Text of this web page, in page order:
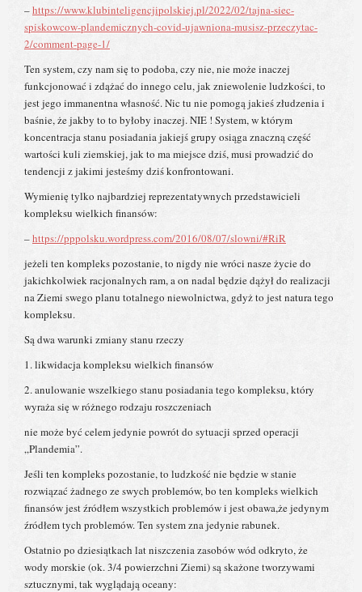
–https://www.klubinteligencjipolskiej.pl/2022/02/tajna-siec-
spiskowcow-plandemicznych-covid-ujawniona-musisz-przeczytac-
2/comment-page-1/
Ten system, czy nam się to podoba, czy nie, nie może inaczej
funkcjonować i zdążać do innego celu, jak zniewolenie ludzkości, to
jest jego immanentna własność. Nic tu nie pomogą jakieś złudzenia i
baśnie, że jakby to to byłoby inaczej. NIE ! System, w którym
koncentracja stanu posiadania jakiejś grupy osiąga znaczną część
wartości kuli ziemskiej, jak to ma miejsce dziś, musi prowadzić do
tendencji z jakimi jesteśmy dziś konfrontowani.
Wymienię tylko najbardziej reprezentatywnych przedstawicieli
kompleksu wielkich finansów:
–https://pppolsku.wordpress.com/2016/08/07/slowni/#RiR
jeżeli ten kompleks pozostanie, to nigdy nie wróci nasze życie do
jakichkolwiek racjonalnych ram, a on nadal będzie dążył do realizacji
na Ziemi swego planu totalnego niewolnictwa, gdyż to jest natura tego
kompleksu.
Są dwa warunki zmiany stanu rzeczy
1. likwidacja kompleksu wielkich finansów
2. anulowanie wszelkiego stanu posiadania tego kompleksu, który
wyraża się w różnego rodzaju roszczeniach
nie może być celem jedynie powrót do sytuacji sprzed operacji
„Plandemia”.
Jeśli ten kompleks pozostanie, to ludzkość nie będzie w stanie
rozwiązać żadnego ze swych problemów, bo ten kompleks wielkich
finansów jest źródłem wszystkich problemów i jest obawa,że jedynym
źródłem tych problemów. Ten system zna jedynie rabunek.
Ostatnio po dziesiątkach lat niszczenia zasobów wód odkryto, że
wody morskie (ok. 3/4 powierzchni Ziemi) są skażone tworzywami
sztucznymi, tak wyglądają oceany: